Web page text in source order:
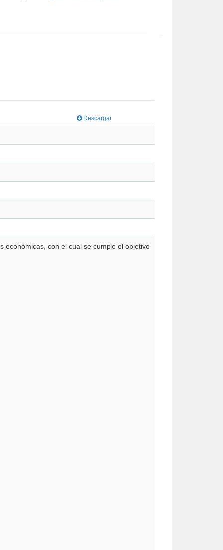
Descargar
económicas, con el cual se cumple el objetivo